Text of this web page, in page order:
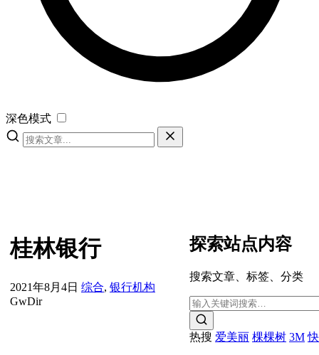
深色模式
桂林银行
2021年8月4日 综合, 银行机构
GwDir
探索站点内容
搜索文章、标签、分类
热搜 爱美丽 棵棵树 3M